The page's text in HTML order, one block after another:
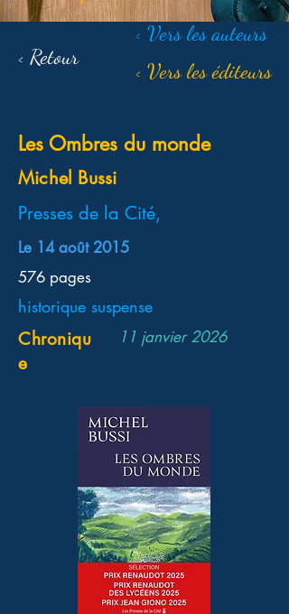
< Retour
< Vers les auteurs
< Vers les éditeurs
Les Ombres du monde
Michel Bussi
Presses de la Cité,
Le 14 août 2015
576 pages
historique suspense
Chroniqu
e
11 janvier 2026